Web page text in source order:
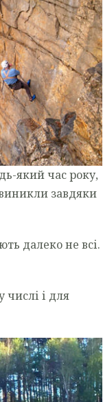
який час року,
завдяки
далеко не всі.
числі і для